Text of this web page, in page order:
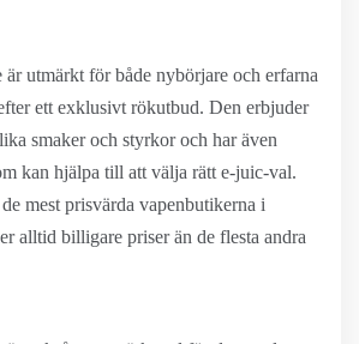
är utmärkt för både nybörjare och erfarna
ett exklusivt rökutbud. Den erbjuder
smaker och styrkor och har även
kan hjälpa till att välja rätt e-juic-val.
mest prisvärda vapenbutikerna i
alltid billigare priser än de flesta andra